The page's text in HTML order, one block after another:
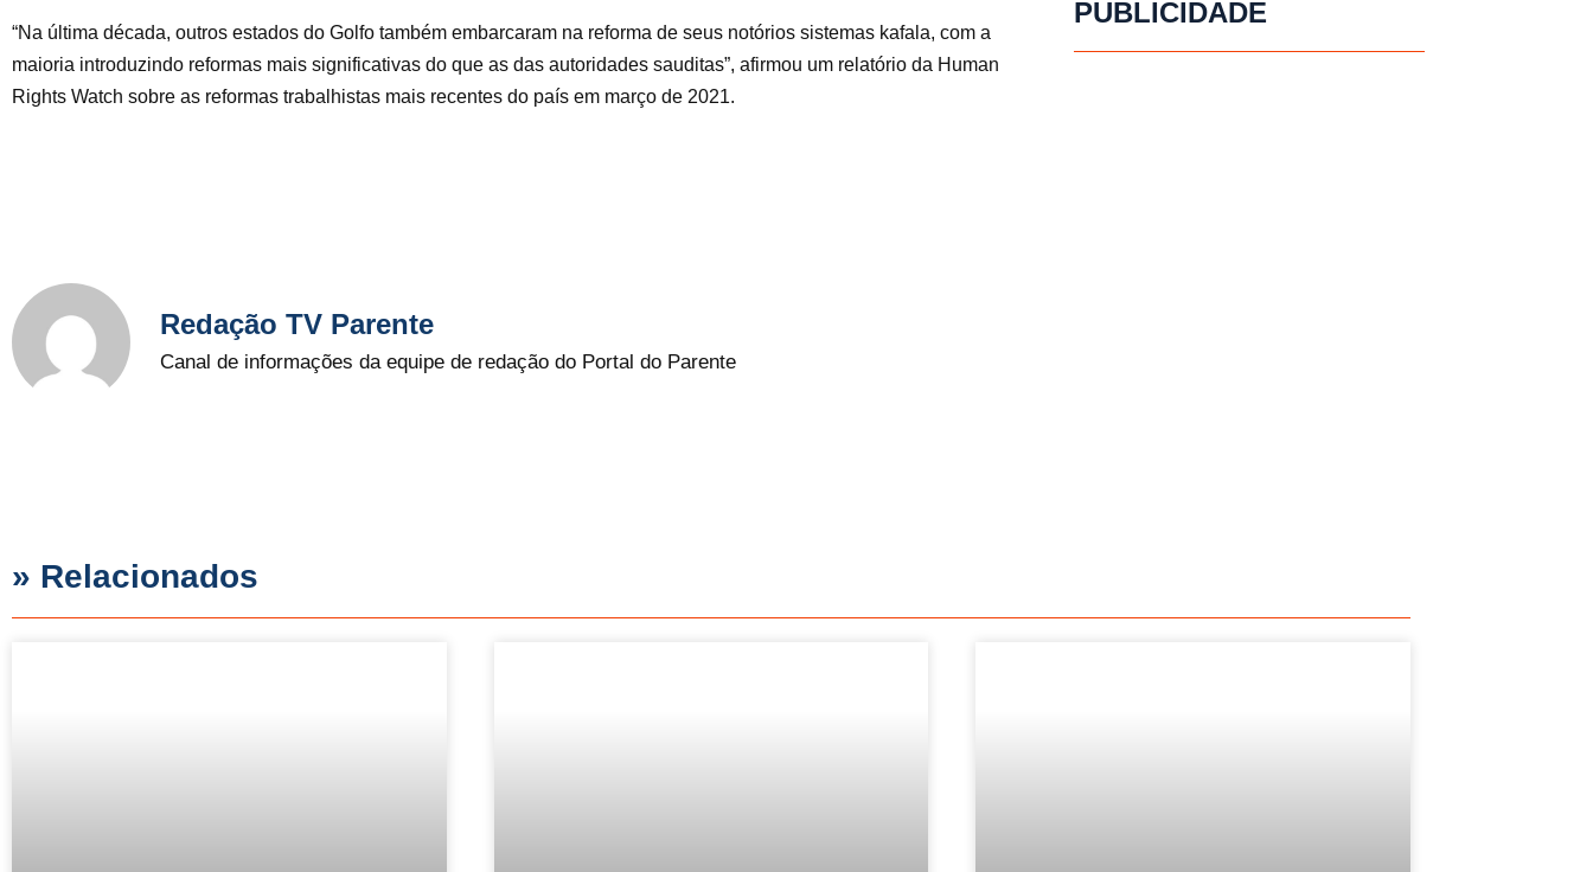
“Na última década, outros estados do Golfo também embarcaram na reforma de seus notórios sistemas kafala, com a
maioria introduzindo reformas mais significativas do que as das autoridades sauditas”, afirmou um relatório da Human
Rights Watch sobre as reformas trabalhistas mais recentes do país em março de 2021.
PUBLICIDADE
Redação TV Parente
Canal de informações da equipe de redação do Portal do Parente
» Relacionados